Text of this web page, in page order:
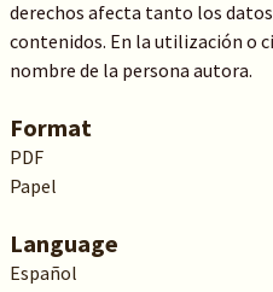
derechos afecta tanto los
contenidos. En la utilización o
nombre de la persona autora.
Format
PDF
Papel
Language
Español